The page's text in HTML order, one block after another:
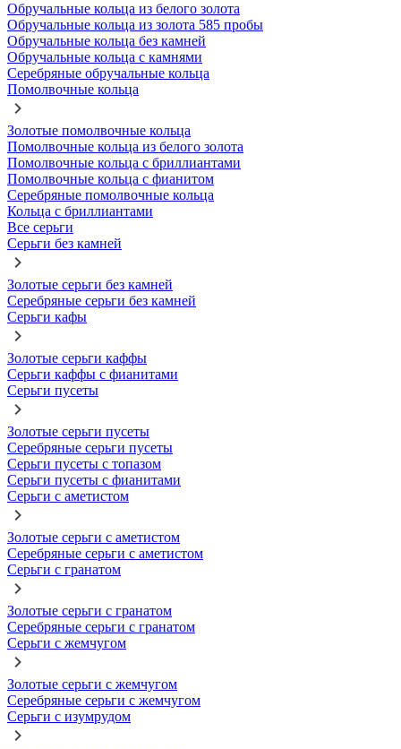
Обручальные кольца из белого золота
Обручальные кольца из золота 585 пробы
Обручальные кольца без камней
Обручальные кольца с камнями
Серебряные обручальные кольца
Помолвочные кольца
Золотые помолвочные кольца
Помолвочные кольца из белого золота
Помолвочные кольца с бриллиантами
Помолвочные кольца с фианитом
Серебряные помолвочные кольца
Кольца с бриллиантами
Все серьги
Серьги без камней
Золотые серьги без камней
Серебряные серьги без камней
Серьги кафы
Золотые серьги каффы
Серьги каффы с фианитами
Серьги пусеты
Золотые серьги пусеты
Серебряные серьги пусеты
Серьги пусеты с топазом
Серьги пусеты с фианитами
Серьги с аметистом
Золотые серьги с аметистом
Серебряные серьги с аметистом
Серьги с гранатом
Золотые серьги с гранатом
Серебряные серьги с гранатом
Серьги с жемчугом
Золотые серьги с жемчугом
Серебряные серьги с жемчугом
Серьги с изумрудом